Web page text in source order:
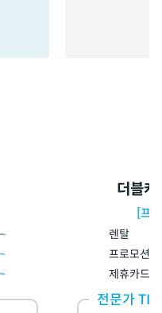
더블케
[프
렌탈
프로모션
제휴카드
전문가 TIP